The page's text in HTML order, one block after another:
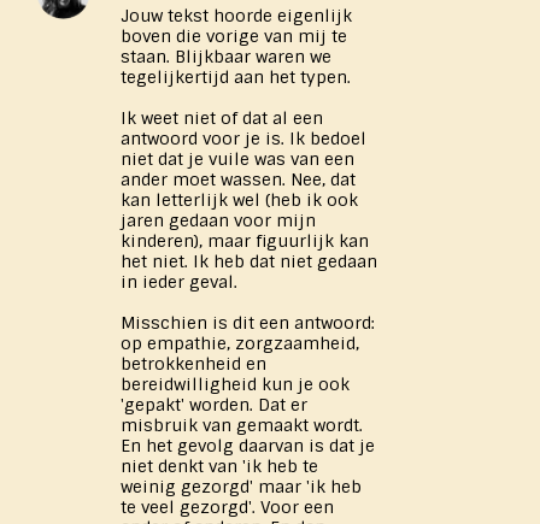
Jouw tekst hoorde eigenlijk
boven die vorige van mij te
staan. Blijkbaar waren we
tegelijkertijd aan het typen.
Ik weet niet of dat al een
antwoord voor je is. Ik bedoel
niet dat je vuile was van een
ander moet wassen. Nee, dat
kan letterlijk wel (heb ik ook
jaren gedaan voor mijn
kinderen), maar figuurlijk kan
het niet. Ik heb dat niet gedaan
in ieder geval.
Misschien is dit een antwoord:
op empathie, zorgzaamheid,
betrokkenheid en
bereidwilligheid kun je ook
'gepakt' worden. Dat er
misbruik van gemaakt wordt.
En het gevolg daarvan is dat je
niet denkt van 'ik heb te
weinig gezorgd' maar 'ik heb
te veel gezorgd'. Voor een